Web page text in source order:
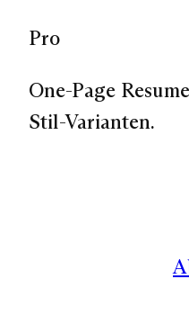
Pro
One-Page
Stil-Varianten.